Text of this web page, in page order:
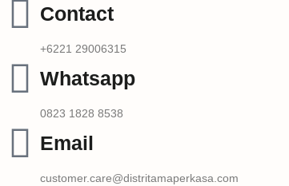
Contact
+6221 29006315
Whatsapp
0823 1828 8538
Email
customer.care@distritamaperkasa.com